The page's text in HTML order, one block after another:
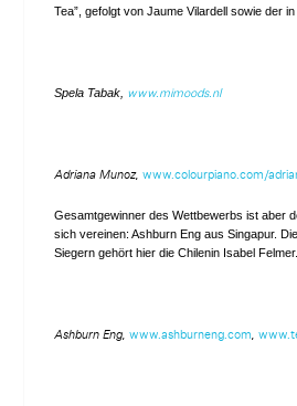
Tea”, gefolgt von Jaume Vilardell sowie der
Spela Tabak, www.mimoods.nl
Adriana Munoz, www.colourpiano.com/
Gesamtgewinner des Wettbewerbs ist aber
sich vereinen: Ashburn Eng aus Singapur.
Siegern gehört hier die Chilenin Isabel Felmer.
Ashburn Eng, www.ashburneng.com